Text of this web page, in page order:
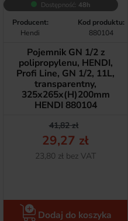
Dostępność: 48h
Producent:
Hendi
Kod produktu:
880104
Pojemnik GN 1/2 z
polipropylenu, HENDI,
Profi Line, GN 1/2, 11L,
transparentny,
325x265x(H)200mm
HENDI 880104
Cena podstawowa
41,82 zł
Cena
29,27 zł
Netto
23,80 zł bez VAT
Dodaj do koszyka